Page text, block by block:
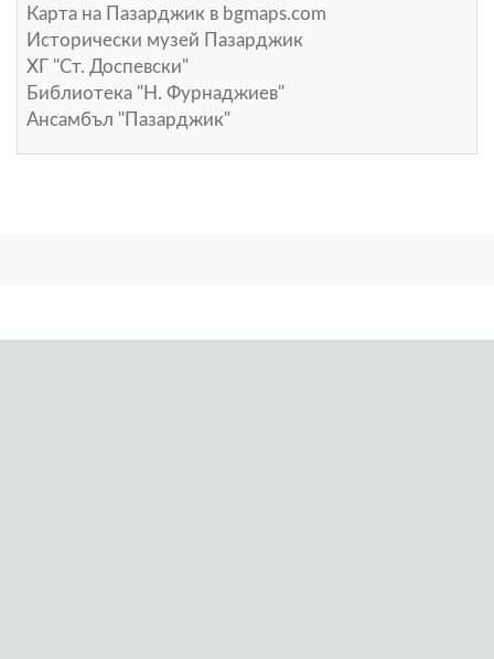
Карта на Пазарджик в bgmaps.com
Исторически музей Пазарджик
ХГ "Ст. Доспевски"
Библиотека "Н. Фурнаджиев"
Ансамбъл "Пазарджик"